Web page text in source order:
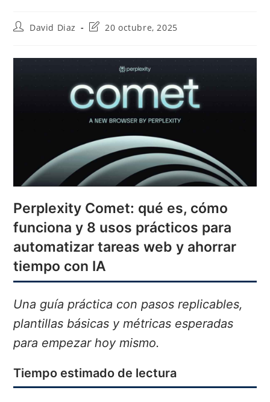
Autor
entrada:
David Diaz
Última
la
entrada:
20 octubre, 2025
Perplexity Comet: qué es, cómo
funciona y 8 usos prácticos para
automatizar tareas web y ahorrar
tiempo con IA
Una guía práctica con pasos replicables,
plantillas básicas y métricas esperadas
para empezar hoy mismo.
Tiempo estimado de lectura